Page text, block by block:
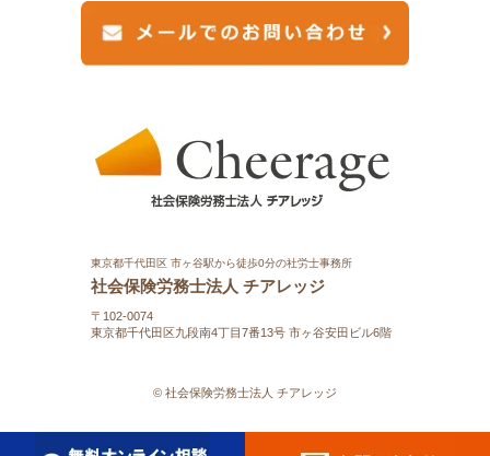
東京都千代田区 市ヶ谷駅から徒歩0分の社労士事務所
社会保険労務士法人 チアレッジ
〒102-0074
東京都千代田区九段南4丁目7番13号 市ヶ谷安田ビル6階
© 社会保険労務士法人 チアレッジ